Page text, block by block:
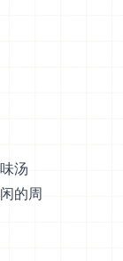
汤
的周